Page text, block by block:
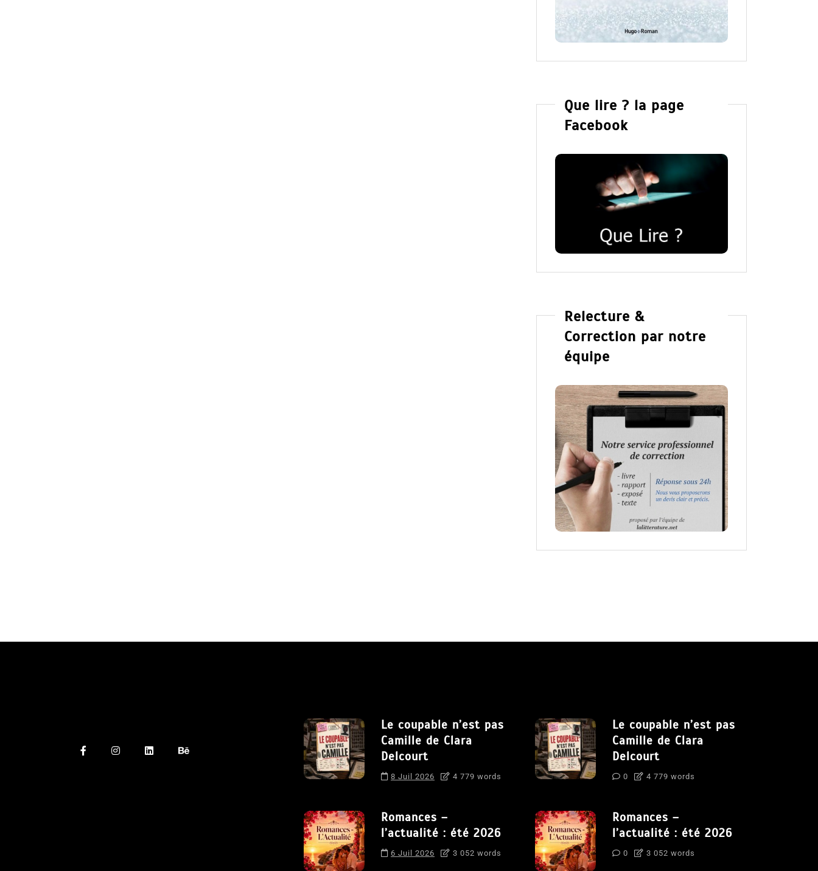
Que lire ? la page
Facebook
Relecture &
Correction par notre
équipe
Le coupable n’est pas
Camille de Clara
Delcourt
8 Juil 2026 4 779 words
Romances –
l’actualité : été 2026
6 Juil 2026 3 052 words
Le coupable n’est pas
Camille de Clara
Delcourt
0 4 779 words
Romances –
l’actualité : été 2026
0 3 052 words